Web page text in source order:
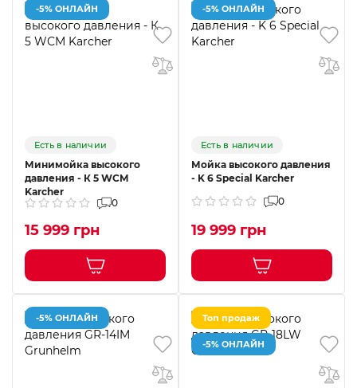
-5% ОНЛАЙН
Есть в наличии
Минимойка высокого
давления - К 5 WCM
Karcher
0
15 999 грн
-5% ОНЛАЙН
Есть в наличии
Мойка высокого давления
- K 6 Special Karcher
0
19 999 грн
-5% ОНЛАЙН Топ продаж
-5% ОНЛАЙН